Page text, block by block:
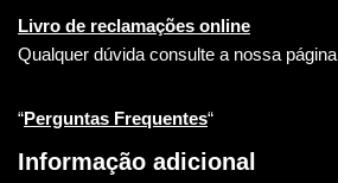
Livro de reclamações online
Qualquer dúvida consulte a nossa página
“Perguntas Frequentes“
Informação adicional